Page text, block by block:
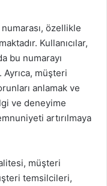
özellikle
Kullanıcılar,
bu numarayı
müşteri
anlamak ve
ve deneyime
artırılmaya
müşteri
temsilcileri,